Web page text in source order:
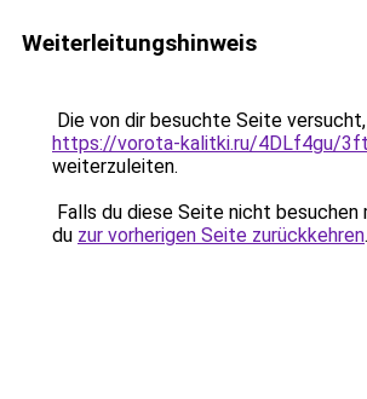
Weiterleitungshinweis
Die von dir besuchte Seite
https://vorota-kalitki.ru/4DLf4gu/
weiterzuleiten.
Falls du diese Seite nicht
du zur vorherigen Seite zurückkehren.